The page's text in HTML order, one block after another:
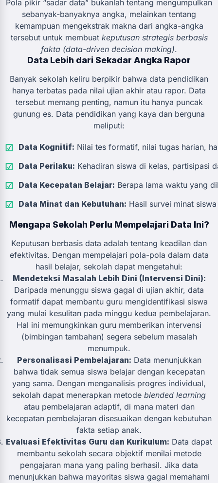
Pola pikir “sadar data” bukanlah tentang mengumpulkan
sebanyak-banyaknya angka, melainkan tentang
kemampuan mengekstrak makna dari angka-angka
tersebut untuk membuat keputusan strategis berbasis
fakta (data-driven decision making).
Data Lebih dari Sekadar Angka Rapor
Banyak sekolah keliru berpikir bahwa data pendidikan
hanya terbatas pada nilai ujian akhir atau rapor. Data
tersebut memang penting, namun itu hanya puncak
gunung es. Data pendidikan yang kaya dan berguna
meliputi:
Data Kognitif: Nilai tes formatif, nilai tugas harian,
Data Perilaku: Kehadiran siswa di kelas, partisipasi
Data Kecepatan Belajar: Berapa lama waktu yang
Data Minat dan Kebutuhan: Hasil survei minat
Mengapa Sekolah Perlu Mempelajari Data Ini?
Keputusan berbasis data adalah tentang keadilan dan
efektivitas. Dengan mempelajari pola-pola dalam data
hasil belajar, sekolah dapat mengetahui:
Mendeteksi Masalah Lebih Dini (Intervensi Dini):
Daripada menunggu siswa gagal di ujian akhir, data
formatif dapat membantu guru mengidentifikasi siswa
yang mulai kesulitan pada minggu kedua pembelajaran.
Hal ini memungkinkan guru memberikan intervensi
(bimbingan tambahan) segera sebelum masalah
menumpuk.
Personalisasi Pembelajaran: Data menunjukkan
bahwa tidak semua siswa belajar dengan kecepatan
yang sama. Dengan menganalisis progres individual,
sekolah dapat menerapkan metode blended learning
atau pembelajaran adaptif, di mana materi dan
kecepatan pembelajaran disesuaikan dengan kebutuhan
fakta setiap anak.
Evaluasi Efektivitas Guru dan Kurikulum: Data dapat
membantu sekolah secara objektif menilai metode
pengajaran mana yang paling berhasil. Jika data
menunjukkan bahwa mayoritas siswa gagal memahami